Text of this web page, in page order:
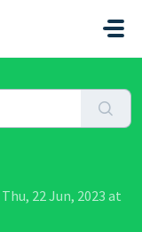
22 Jun, 2023 at